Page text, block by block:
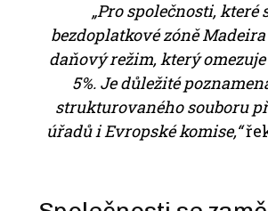
„Pro společnosti,
bezdoplatkové zóně
daňový režim, který
5%. Je důležité
strukturovaného souboru
úřadů i Evropské komise,“